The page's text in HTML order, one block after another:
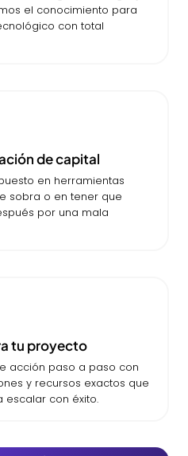
el conocimiento para
con total
de capital
en herramientas
sobra o en tener que
por una mala
tu proyecto
acción paso a paso con
y recursos exactos que
escalar con éxito.